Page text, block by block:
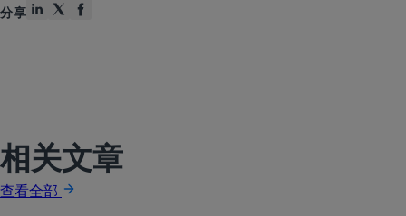
分享
相关文章
查看全部